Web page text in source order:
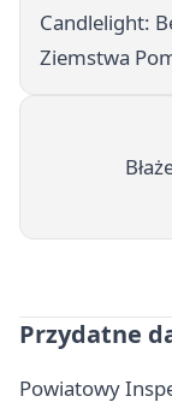
Candlelight:
Ziemstwa
Przydatne
Powiatowy